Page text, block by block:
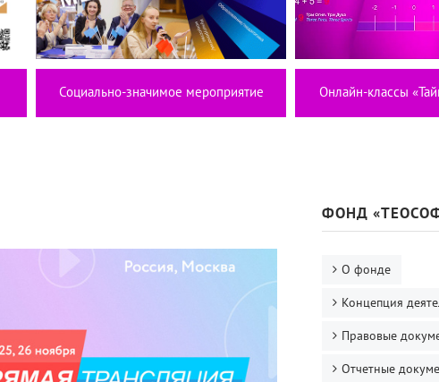
Социально-значимое мероприятие Онлайн-классы
ФОНД
О фонде
Концепция
Правовые
Отчетные